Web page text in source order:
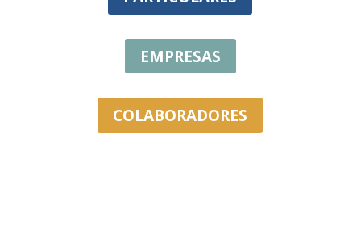
EMPRESAS
COLABORADORES